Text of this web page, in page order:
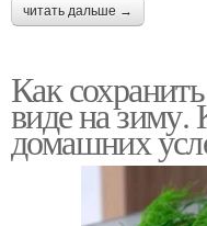
читать дальше →
Как
виде на зиму.
домашних